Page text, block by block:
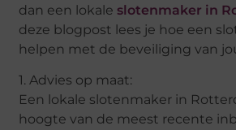
dan een lokale slotenmaker in
deze blogpost lees je hoe een
helpen met de beveiliging van
1. Advies op maat:
Een lokale slotenmaker in
hoogte van de meest recente